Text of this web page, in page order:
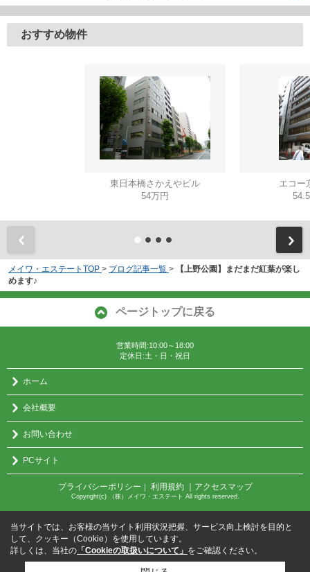
おすすめ物件
東日本橋さかえやビル
54万円
エコー
メイワ・エステートTOP > ブログ記事一覧 >
【上野公園】まだまだ紅葉が楽し
めます♪
ページトップに戻る
営業時間:10:00～18:00
定休日:土・日・祝日
ホーム
会社概要
お問い合わせ
PCサイト
プライバシーポリシー ｜ 利用規約 ｜アクセスマップ
Copyright(c) （株）メイワ・エステート All rights reserved.
当サイトでは、お客様の当サイト利用状況把握、サービス向上検討を目的と
して、クッキー（Cookie）を使用しています。
詳しくは、当社の 「Cookieの取扱いについて」 をご確認ください。